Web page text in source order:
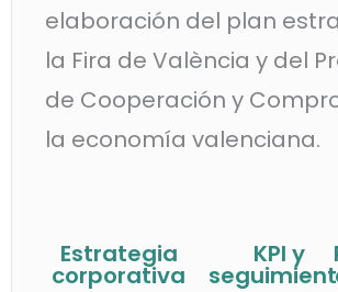
elaboración del plan
la Fira de València y del
de Cooperación y
la economía valenciana.
Estrategia
corporativa
KPI y